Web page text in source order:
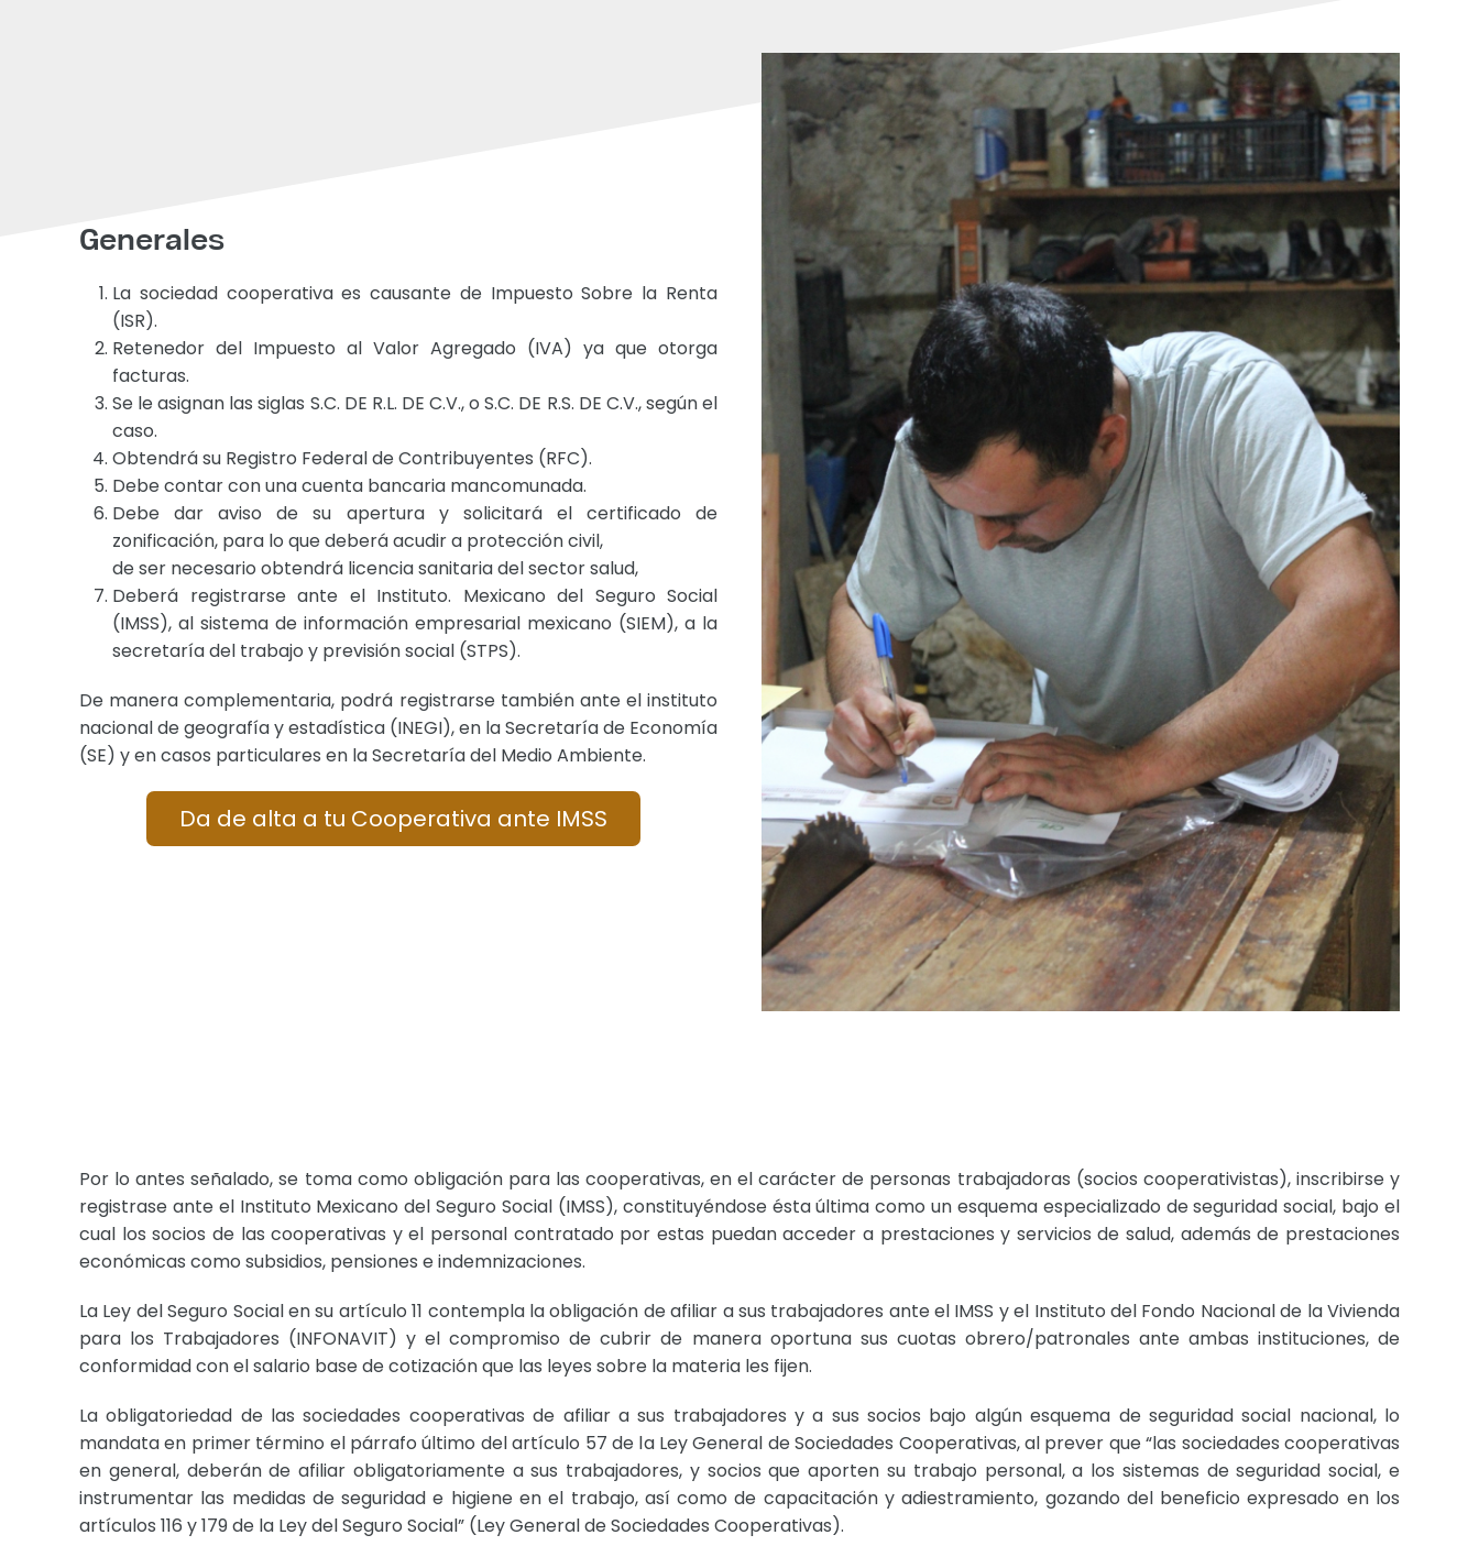
Generales
La sociedad cooperativa es causante de Impuesto Sobre la Renta
(ISR).
Retenedor del Impuesto al Valor Agregado (IVA) ya que otorga
facturas.
Se le asignan las siglas S.C. DE R.L. DE C.V., o S.C. DE R.S. DE C.V., según el
caso.
Obtendrá su Registro Federal de Contribuyentes (RFC).
Debe contar con una cuenta bancaria mancomunada.
Debe dar aviso de su apertura y solicitará el certificado de
zonificación, para lo que deberá acudir a protección civil,
de ser necesario obtendrá licencia sanitaria del sector salud,
Deberá registrarse ante el Instituto. Mexicano del Seguro Social
(IMSS), al sistema de información empresarial mexicano (SIEM), a la
secretaría del trabajo y previsión social (STPS).
De manera complementaria, podrá registrarse también ante el instituto
nacional de geografía y estadística (INEGI), en la Secretaría de Economía
(SE) y en casos particulares en la Secretaría del Medio Ambiente.
Da de alta a tu Cooperativa ante IMSS
Por lo antes señalado, se toma como obligación para las cooperativas, en el carácter de personas trabajadoras (socios cooperativistas), inscribirse y
registrase ante el Instituto Mexicano del Seguro Social (IMSS), constituyéndose ésta última como un esquema especializado de seguridad social, bajo el
cual los socios de las cooperativas y el personal contratado por estas puedan acceder a prestaciones y servicios de salud, además de prestaciones
económicas como subsidios, pensiones e indemnizaciones.
La Ley del Seguro Social en su artículo 11 contempla la obligación de afiliar a sus trabajadores ante el IMSS y el Instituto del Fondo Nacional de la Vivienda
para los Trabajadores (INFONAVIT) y el compromiso de cubrir de manera oportuna sus cuotas obrero/patronales ante ambas instituciones, de
conformidad con el salario base de cotización que las leyes sobre la materia les fijen.
La obligatoriedad de las sociedades cooperativas de afiliar a sus trabajadores y a sus socios bajo algún esquema de seguridad social nacional, lo
mandata en primer término el párrafo último del artículo 57 de la Ley General de Sociedades Cooperativas, al prever que “las sociedades cooperativas
en general, deberán de afiliar obligatoriamente a sus trabajadores, y socios que aporten su trabajo personal, a los sistemas de seguridad social, e
instrumentar las medidas de seguridad e higiene en el trabajo, así como de capacitación y adiestramiento, gozando del beneficio expresado en los
artículos 116 y 179 de la Ley del Seguro Social” (Ley General de Sociedades Cooperativas).